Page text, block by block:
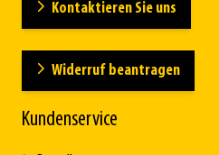
Kontaktieren Sie uns
Widerruf beantragen
Kundenservice